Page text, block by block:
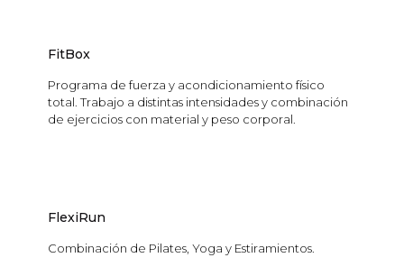
FitBox
Programa de fuerza y acondicionamiento físico
total. Trabajo a distintas intensidades y combinación
de ejercicios con material y peso corporal.
FlexiRun
Combinación de Pilates, Yoga y Estiramientos.